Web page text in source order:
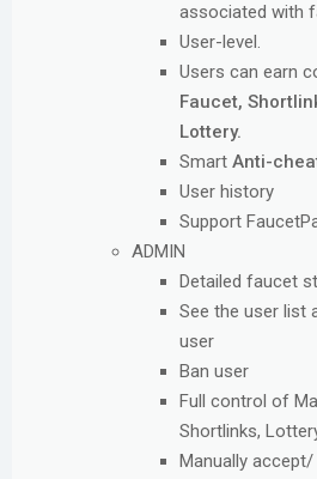
associated with
User-level.
Users can earn
Faucet,
Lottery.
Smart Anti-
User history
Support
ADMIN
Detailed faucet
See the user list
user
Ban user
Full control of
Shortlinks,
Manually